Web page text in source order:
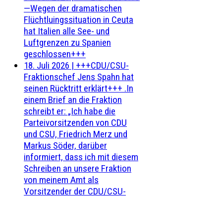
—Wegen der dramatischen
Flüchtluingssituation in Ceuta
hat Italien alle See- und
Luftgrenzen zu Spanien
geschlossen+++
18. Juli 2026 | +++CDU/CSU-
Fraktionschef Jens Spahn hat
seinen Rücktritt erklärt+++ .In
einem Brief an die Fraktion
schreibt er: „Ich habe die
Parteivorsitzenden von CDU
und CSU, Friedrich Merz und
Markus Söder, darüber
informiert, dass ich mit diesem
Schreiben an unsere Fraktion
von meinem Amt als
Vorsitzender der CDU/CSU-